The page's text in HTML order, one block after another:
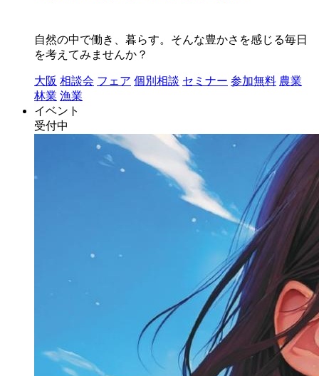
自然の中で働き、暮らす。そんな豊かさを感じる毎日
を考えてみませんか？
大阪 相談会 フェア 個別相談 セミナー 参加無料 農業
林業 漁業
イベント
受付中